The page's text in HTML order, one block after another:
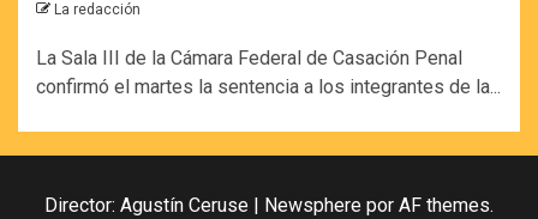
La redacción
La Sala III de la Cámara Federal de Casación Penal
confirmó el martes la sentencia a los integrantes de la...
Director: Agustín Ceruse | Newsphere por AF themes.